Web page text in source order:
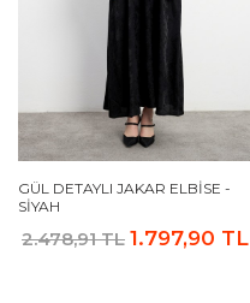
GÜL DETAYLI JAKAR ELBISE -
SIYAH
2.478,91 TL 1.797,90 TL